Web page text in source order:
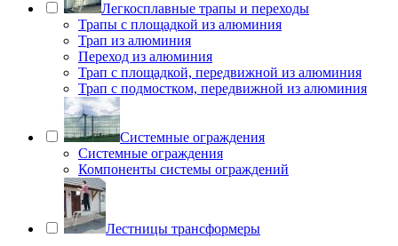
Легкосплавные трапы и переходы
Трапы с площадкой из алюминия
Трап из алюминия
Переход из алюминия
Трап с площадкой, передвижной из алюминия
Трап с подмостком, передвижной из алюминия
Системные ограждения
Системные ограждения
Компоненты системы ограждений
Лестницы трансформеры